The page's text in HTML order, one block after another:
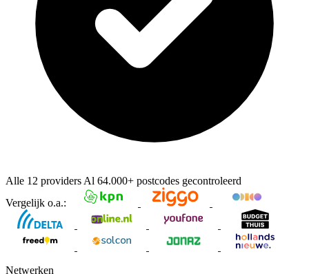
Alle 12 providers Al 64.000+ postcodes gecontroleerd
Vergelijk o.a.:
Netwerken